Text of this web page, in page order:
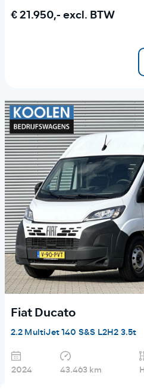
€ 21.950,-excl. BTW
Fiat Ducato
2.2 MultiJet 140 S&S L2H2 3.5t
2024 43.463 km